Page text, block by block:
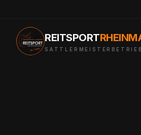
REITSPORT
SATTLERMEISTERBETRIEB